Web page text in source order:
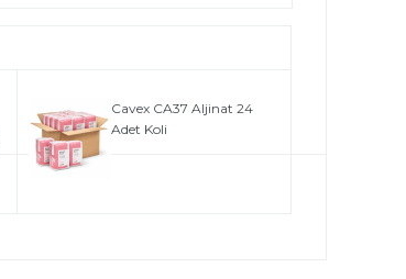
Cavex CA37 Aljinat 24
Adet Koli